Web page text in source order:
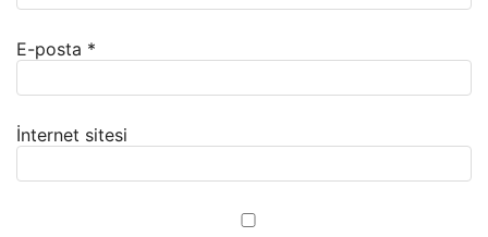
E-posta *
İnternet sitesi